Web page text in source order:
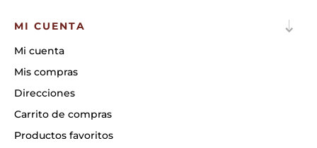
MI CUENTA
Mi cuenta
Mis compras
Direcciones
Carrito de compras
Productos favoritos